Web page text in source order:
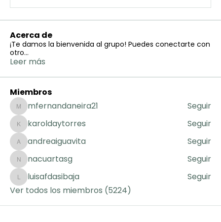
Acerca de
¡Te damos la bienvenida al grupo! Puedes conectarte con
otro...
Leer más
Miembros
mfernandaneira21
mfernandaneira21 Seguir
karoldaytorres
karoldaytorres Seguir
andreaiguavita
andreaiguavita Seguir
nacuartasg
nacuartasg Seguir
luisafdasibaja
luisafdasibaja
Seguir
Ver todos los miembros (5224)